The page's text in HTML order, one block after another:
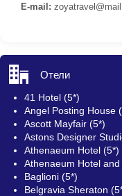
E-mail: z
Отели
41 Hotel (5*)
Angel Posting House
Ascott Mayfair (5*)
Astons Designer
Athenaeum Hotel (5*)
Athenaeum Hotel
Baglioni (5*)
Belgravia Sheraton